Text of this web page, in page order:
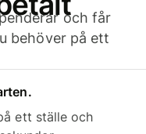
och får
behöver på ett
ett ställe och